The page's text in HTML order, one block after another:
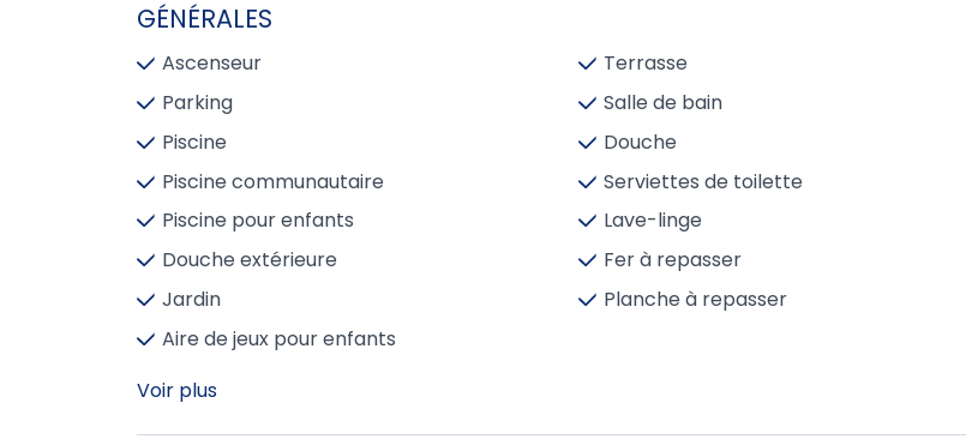
GÉNÉRALES
Ascenseur
Parking
Piscine
Piscine communautaire
Piscine pour enfants
Douche extérieure
Jardin
Aire de jeux pour enfants
Terrasse
Salle de bain
Douche
Serviettes de toilette
Lave-linge
Fer à repasser
Planche à repasser
Voir plus